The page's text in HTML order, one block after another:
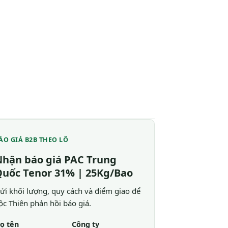
GIÁ B2B THEO LÔ
báo giá PAC Trung
Tenor 31% | 25Kg/Bao
khối lượng, quy cách và điểm giao để
Thiên phản hồi báo giá.
tên Công ty